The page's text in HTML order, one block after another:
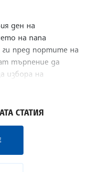
ден на
на папа
пред портите на
търпение да
избора на
СТАТИЯ